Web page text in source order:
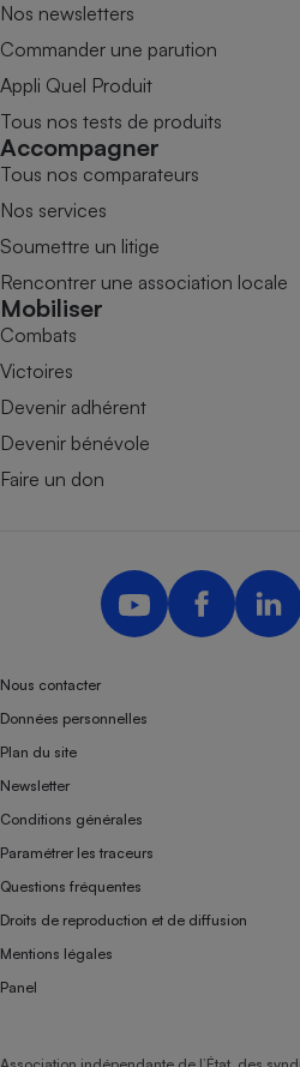
Nos newsletters
Commander une parution
Appli Quel Produit
Tous nos tests de produits
Accompagner
Tous nos comparateurs
Nos services
Soumettre un litige
Rencontrer une association locale
Mobiliser
Combats
Victoires
Devenir adhérent
Devenir bénévole
Faire un don
Nous contacter
Données personnelles
Plan du site
Newsletter
Conditions générales
Paramétrer les traceurs
Questions fréquentes
Droits de reproduction et de diffusion
Mentions légales
Panel